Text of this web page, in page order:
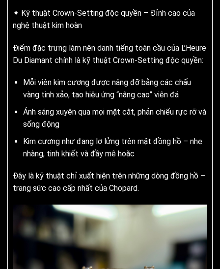
✦ Kỹ thuật Crown-Setting độc quyền – Đỉnh cao của
nghệ thuật kim hoàn
Điểm đặc trưng làm nên danh tiếng toàn cầu của L’Heure
Du Diamant chính là kỹ thuật Crown-Setting độc quyền:
Mỗi viên kim cương được nâng đỡ bằng các chấu
vàng tinh xảo, tạo hiệu ứng “nâng cao” viên đá
Ánh sáng xuyên qua mọi mặt cắt, phản chiếu rực rỡ và
sống động
Kim cương như đang lơ lửng trên mặt đồng hồ – nhẹ
nhàng, tinh khiết và đầy mê hoặc
Đây là kỹ thuật chỉ xuất hiện trên những dòng đồng hồ –
trang sức cao cấp nhất của Chopard.